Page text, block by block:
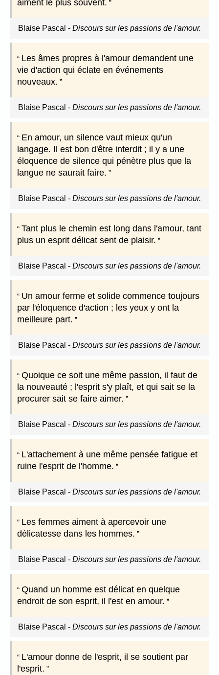
aiment le plus souvent.
Blaise Pascal - Discours sur les passions de l'amour.
Les âmes propres à l'amour demandent une
vie d'action qui éclate en événements
nouveaux.
Blaise Pascal - Discours sur les passions de l'amour.
En amour, un silence vaut mieux qu'un
langage. Il est bon d'être interdit ; il y a une
éloquence de silence qui pénètre plus que la
langue ne saurait faire.
Blaise Pascal - Discours sur les passions de l'amour.
Tant plus le chemin est long dans l'amour, tant
plus un esprit délicat sent de plaisir.
Blaise Pascal - Discours sur les passions de l'amour.
Un amour ferme et solide commence toujours
par l'éloquence d'action ; les yeux y ont la
meilleure part.
Blaise Pascal - Discours sur les passions de l'amour.
Quoique ce soit une même passion, il faut de
la nouveauté ; l'esprit s'y plaît, et qui sait se la
procurer sait se faire aimer.
Blaise Pascal - Discours sur les passions de l'amour.
L'attachement à une même pensée fatigue et
ruine l'esprit de l'homme.
Blaise Pascal - Discours sur les passions de l'amour.
Les femmes aiment à apercevoir une
délicatesse dans les hommes.
Blaise Pascal - Discours sur les passions de l'amour.
Quand un homme est délicat en quelque
endroit de son esprit, il l'est en amour.
Blaise Pascal - Discours sur les passions de l'amour.
L'amour donne de l'esprit, il se soutient par
l'esprit.